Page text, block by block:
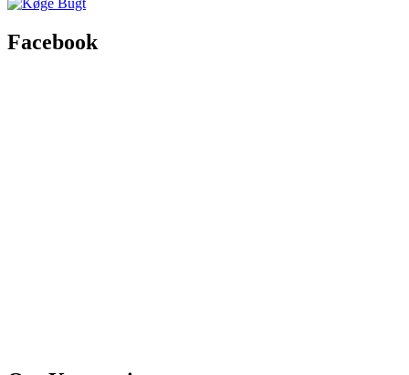
Facebook